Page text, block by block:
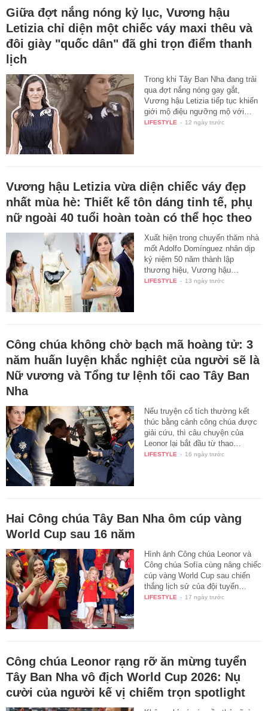
Giữa đợt nắng nóng kỷ lục, Vương hậu
Letizia chỉ diện một chiếc váy maxi thêu và
đôi giày "quốc dân" đã ghi trọn điểm thanh
lịch
Trong khi Tây Ban Nha đang trải
qua đợt nắng nóng gay gắt,
Vương hậu Letizia tiếp tục khiến
giới mộ điệu ngưỡng mộ với…
LIFESTYLE - 12 ngày trước
Vương hậu Letizia vừa diện chiếc váy đẹp
nhất mùa hè: Thiết kế tôn dáng tinh tế, phụ
nữ ngoài 40 tuổi hoàn toàn có thể học theo
Xuất hiện trong chuyến thăm nhà
mốt Adolfo Domínguez nhân dịp
kỷ niệm 50 năm thành lập
thương hiệu, Vương hậu…
LIFESTYLE - 13 ngày trước
Công chúa không chờ bạch mã hoàng tử: 3
năm huấn luyện khắc nghiệt của người sẽ là
Nữ vương và Tổng tư lệnh tối cao Tây Ban
Nha
Nếu truyện cổ tích thường kết
thúc bằng cảnh công chúa được
giải cứu, thì câu chuyện của
Leonor lại bắt đầu từ thao…
LIFESTYLE - 16 ngày trước
Hai Công chúa Tây Ban Nha ôm cúp vàng
World Cup sau 16 năm
Hình ảnh Công chúa Leonor và
Công chúa Sofía cùng nâng chiếc
cúp vàng World Cup sau chiến
thắng lịch sử của đội tuyển…
LIFESTYLE - 17 ngày trước
Công chúa Leonor rạng rỡ ăn mừng tuyển
Tây Ban Nha vô địch World Cup 2026: Nụ
cười của người kế vị chiếm trọn spotlight